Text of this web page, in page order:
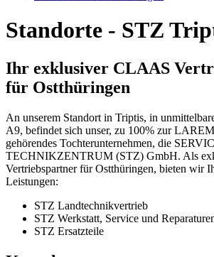
Standorte - STZ
Ihr exklusiver CLAAS
für Ostthüringen
An unserem Standort in Triptis, in
A9, befindet sich unser, zu 100% zur
gehörendes Tochterunternehmen, die
TECHNIKZENTRUM (STZ) GmbH. Als
Vertriebspartner für Ostthüringen, bieten wir
Leistungen:
STZ Landtechnikvertrieb
STZ Werkstatt, Service und
STZ Ersatzteile